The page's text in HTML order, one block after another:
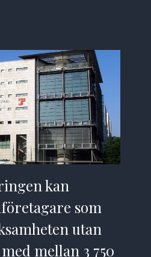
kan
som
utan
mellan 3 750